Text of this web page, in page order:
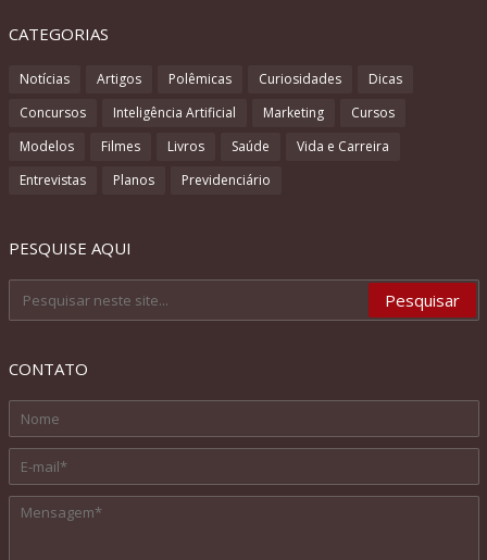
CATEGORIAS
Notícias Artigos Polêmicas Curiosidades
Dicas
Concursos
Inteligência Artificial Marketing
Cursos
Modelos
Filmes Livros Saúde
Vida e Carreira
Entrevistas
Planos Previdenciário
PESQUISE AQUI
CONTATO